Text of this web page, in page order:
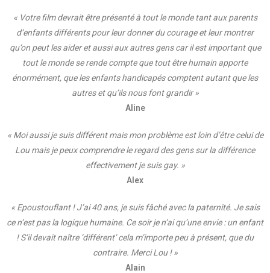
« Votre film devrait être présenté à tout le monde tant aux parents
d’enfants différents pour leur donner du courage et leur montrer
qu’on peut les aider et aussi aux autres gens car il est important que
tout le monde se rende compte que tout être humain apporte
énormément, que les enfants handicapés comptent autant que les
autres et qu’ils nous font grandir »
Aline
« Moi aussi je suis différent mais mon problème est loin d’être celui de
Lou mais je peux comprendre le regard des gens sur la différence
effectivement je suis gay. »
Alex
« Epoustouflant ! J’ai 40 ans, je suis fâché avec la paternité. Je sais
ce n’est pas la logique humaine. Ce soir je n’ai qu’une envie : un enfant
! S’il devait naître ‘différent’ cela m’importe peu à présent, que du
contraire. Merci Lou ! »
Alain